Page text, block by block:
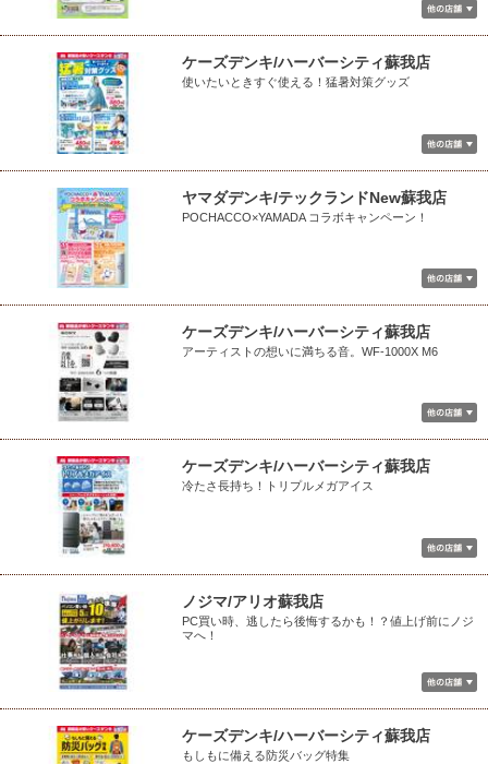
ケーズデンキ/ハーバーシティ蘇我店
使いたいときすぐ使える！猛暑対策グッズ
ヤマダデンキ/テックランドNew蘇我店
POCHACCO×YAMADA コラボキャンペーン！
ケーズデンキ/ハーバーシティ蘇我店
アーティストの想いに満ちる音。WF-1000X M6
ケーズデンキ/ハーバーシティ蘇我店
冷たさ長持ち！トリプルメガアイス
ノジマ/アリオ蘇我店
PC買い時、逃したら後悔するかも！？値上げ前にノジ
マへ！
ケーズデンキ/ハーバーシティ蘇我店
もしもに備える防災バッグ特集